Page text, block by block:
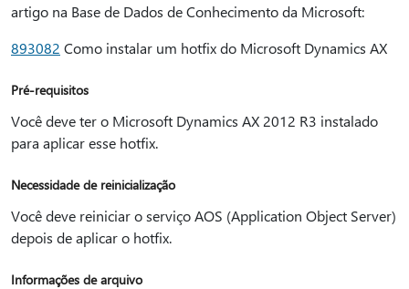
artigo na Base de Dados de Conhecimento da Microsoft:
893082 Como instalar um hotfix do Microsoft Dynamics AX
Pré-requisitos
Você deve ter o Microsoft Dynamics AX 2012 R3 instalado
para aplicar esse hotfix.
Necessidade de reinicialização
Você deve reiniciar o serviço AOS (Application Object Server)
depois de aplicar o hotfix.
Informações de arquivo